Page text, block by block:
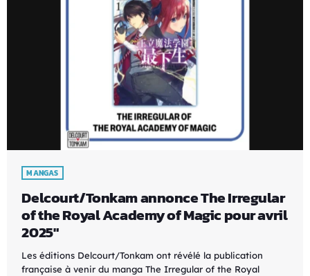
MANGAS
Delcourt/Tonkam annonce The Irregular
of the Royal Academy of Magic pour avril
2025″
Les éditions Delcourt/Tonkam ont révélé la publication
française à venir du manga The Irregular of the Royal